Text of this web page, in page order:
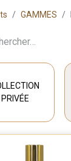
GAMMES
PRIVÉE